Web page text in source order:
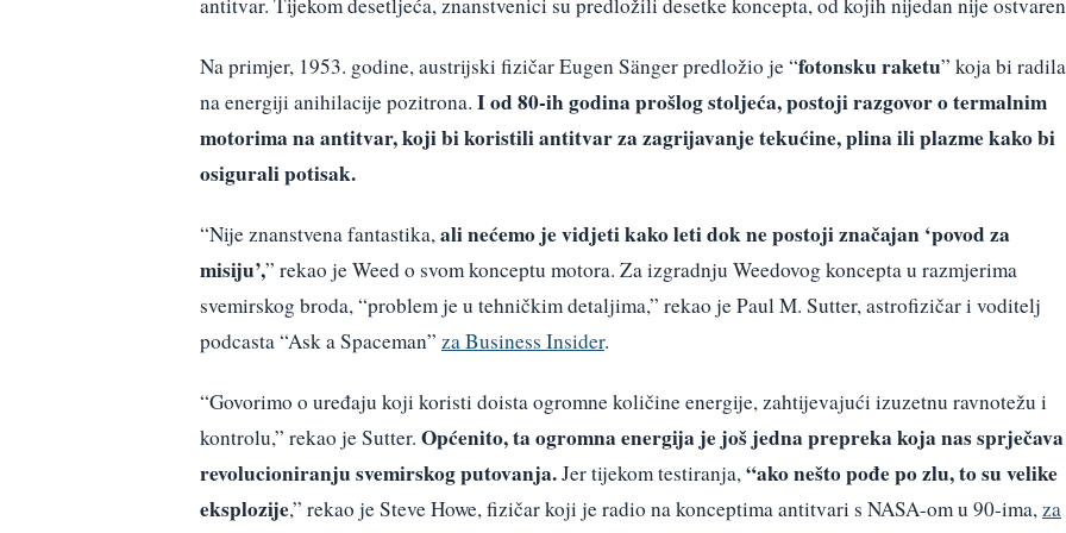
Na primjer, 1953. godine, austrijski fizičar Eugen Sänger predložio je “fotonsku raketu” koja bi radila
na energiji anihilacije pozitrona. I od 80-ih godina prošlog stoljeća, postoji razgovor o termalnim
motorima na antitvar, koji bi koristili antitvar za zagrijavanje tekućine, plina ili plazme kako bi
osigurali potisak.
“Nije znanstvena fantastika,ali nećemo je vidjeti kako leti dok ne postoji značajan ‘povod za
misiju’,” rekao je Weed o svom konceptu motora. Za izgradnju Weedovog koncepta u razmjerima
svemirskog broda, “problem je u tehničkim detaljima,” rekao je Paul M. Sutter, astrofizičar i voditelj
podcasta “Ask a Spaceman” za Business Insider.
“Govorimo o uređaju koji koristi doista ogromne količine energije, zahtijevajući izuzetnu ravnotežu i
kontrolu,” rekao je Sutter. Općenito, ta ogromna energija je još jedna prepreka koja nas
revolucioniranju svemirskog putovanja.Jer tijekom testiranja,“ako nešto pođe po zlu, to su velike
eksplozije,” rekao je Steve Howe, fizičar koji je radio na konceptima antitvari s NASA-om u 90-ima,za